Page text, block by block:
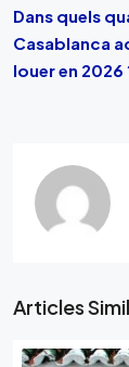
Dans quels
Casablanca
louer en 2026
Articles